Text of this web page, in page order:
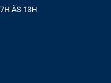
ÀS 13H